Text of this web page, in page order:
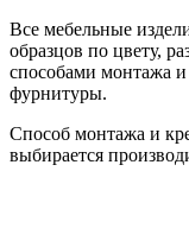
Все мебельные
образцов по цвету,
способами монтажа
фурнитуры.
Способ монтажа и
выбирается